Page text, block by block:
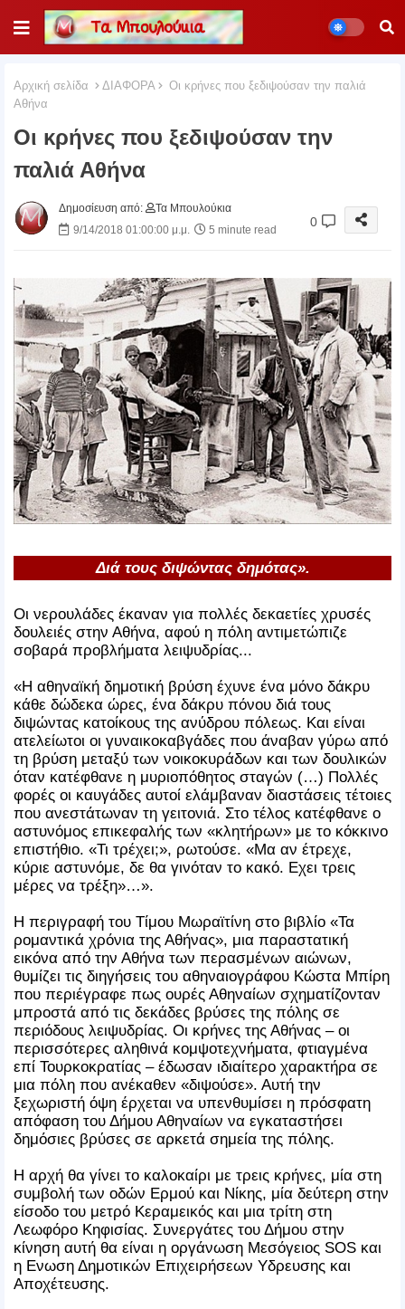
Αρχική σελίδα ΔΙΑΦΟΡΑ
Οι κρήνες που ξεδιψούσαν την παλιά
Αθήνα
Οι κρήνες που ξεδιψούσαν την
παλιά Αθήνα
Δημοσίευση από:
Τα Μπουλούκια
9/14/2018 01:00:00 μ.μ.
5 minute read
0
Διά τους διψώντας δημότας».
Οι νερουλάδες έκαναν για πολλές δεκαετίες χρυσές
δουλειές στην Αθήνα, αφού η πόλη αντιμετώπιζε
σοβαρά προβλήματα λειψυδρίας...
«Η αθηναϊκή δημοτική βρύση έχυνε ένα μόνο δάκρυ
κάθε δώδεκα ώρες, ένα δάκρυ πόνου διά τους
διψώντας κατοίκους της ανύδρου πόλεως. Και είναι
ατελείωτοι οι γυναικοκαβγάδες που άναβαν γύρω από
τη βρύση μεταξύ των νοικοκυράδων και των δουλικών
όταν κατέφθανε η μυριοπόθητος σταγών (…) Πολλές
φορές οι καυγάδες αυτοί ελάμβαναν διαστάσεις τέτοιες
που ανεστάτωναν τη γειτονιά. Στο τέλος κατέφθανε ο
αστυνόμος επικεφαλής των «κλητήρων» με το κόκκινο
επιστήθιο. «Τι τρέχει;», ρωτούσε. «Μα αν έτρεχε,
κύριε αστυνόμε, δε θα γινόταν το κακό. Εχει τρεις
μέρες να τρέξη»…».
Η περιγραφή του Τίμου Μωραϊτίνη στο βιβλίο «Τα
ρομαντικά χρόνια της Αθήνας», μια παραστατική
εικόνα από την Αθήνα των περασμένων αιώνων,
θυμίζει τις διηγήσεις του αθηναιογράφου Κώστα Μπίρη
που περιέγραφε πως ουρές Αθηναίων σχηματίζονταν
μπροστά από τις δεκάδες βρύσες της πόλης σε
περιόδους λειψυδρίας. Οι κρήνες της Αθήνας – οι
περισσότερες αληθινά κομψοτεχνήματα, φτιαγμένα
επί Τουρκοκρατίας – έδωσαν ιδιαίτερο χαρακτήρα σε
μια πόλη που ανέκαθεν «διψούσε». Αυτή την
ξεχωριστή όψη έρχεται να υπενθυμίσει η πρόσφατη
απόφαση του Δήμου Αθηναίων να εγκαταστήσει
δημόσιες βρύσες σε αρκετά σημεία της πόλης.
Η αρχή θα γίνει το καλοκαίρι με τρεις κρήνες, μία στη
συμβολή των οδών Ερμού και Νίκης, μία δεύτερη στην
είσοδο του μετρό Κεραμεικός και μια τρίτη στη
Λεωφόρο Κηφισίας. Συνεργάτες του Δήμου στην
κίνηση αυτή θα είναι η οργάνωση Μεσόγειος SOS και
η Ενωση Δημοτικών Επιχειρήσεων Υδρευσης και
Αποχέτευσης.